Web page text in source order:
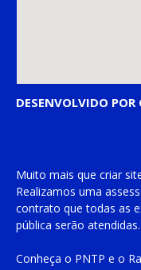
DESENVOLVIDO POR
Muito mais que criar
Realizamos uma
contrato que todas as
pública serão atendidas.
Conheça o PNTP e o